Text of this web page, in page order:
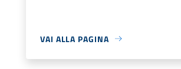
VAI ALLA PAGINA